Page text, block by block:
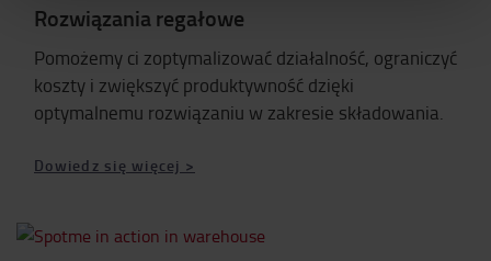
Rozwiązania regałowe
Pomożemy ci zoptymalizować działalność, ograniczyć
koszty i zwiększyć produktywność dzięki
optymalnemu rozwiązaniu w zakresie składowania.
Dowiedz się więcej >